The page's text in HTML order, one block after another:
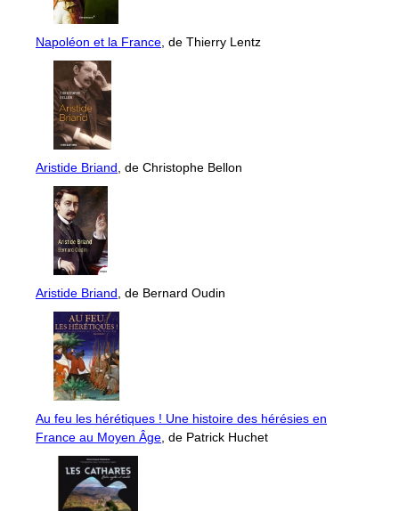
Napoléon et la France , de Thierry Lentz
Aristide Briand , de Christophe Bellon
Aristide Briand , de Bernard Oudin
Au feu les hérétiques ! Une histoire des hérésies en
France au Moyen Âge , de Patrick Huchet